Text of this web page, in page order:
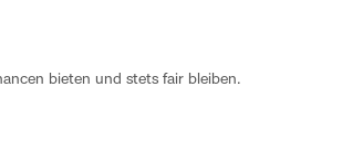
bieten und stets fair bleiben.